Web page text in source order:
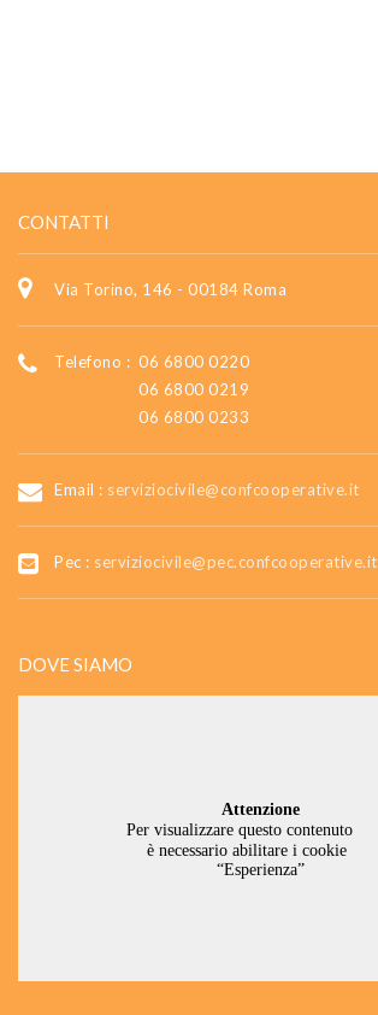
CONTATTI
Via Torino, 146 - 00184 Roma
Telefono : 06 6800 0220
06 6800 0219
06 6800 0233
Email : serviziocivile@confcooperative.it
Pec : serviziocivile@pec.confcooperative.it
DOVE SIAMO